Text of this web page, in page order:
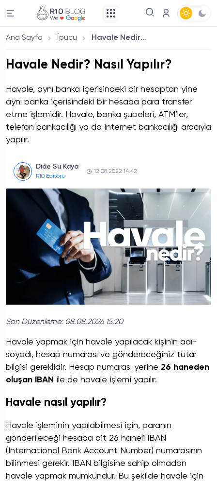
Ana Sayfa İpucu Havale Nedir? Nasıl Yapılır?
Havale Nedir? Nasıl Yapılır?
Havale, aynı banka içerisindeki bir hesaptan yine
aynı banka içerisindeki bir hesaba para transfer
etme işlemidir. Havale, banka şubeleri, ATM’ler,
telefon bankacılığı ya da internet bankacılığı aracıyla
yapılır.
Dide Su Kaya
R10 Editörü
12.08.2022 14:42
Son Düzenleme: 08.08.2026 15:20
Havale yapmak için havale yapılacak kişinin adı-
soyadı, hesap numarası ve göndereceğiniz tutar
bilgisi gereklidir. Hesap numarası yerine 26 haneden
oluşan IBAN ile de havale işlemi yapılır.
Havale nasıl yapılır?
Havale işleminin yapılabilmesi için, paranın
gönderileceği hesaba ait 26 haneli IBAN
(International Bank Account Number) numarasının
bilinmesi gerekir. IBAN bilgisine sahip olmadan
havale yapmak mümkündür. Bu şekilde havale için